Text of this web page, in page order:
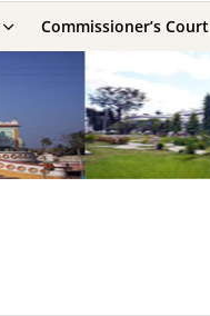
Commissioner’s Court